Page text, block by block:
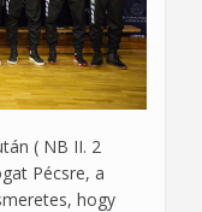
( NB II. 2
Pécsre, a
hogy